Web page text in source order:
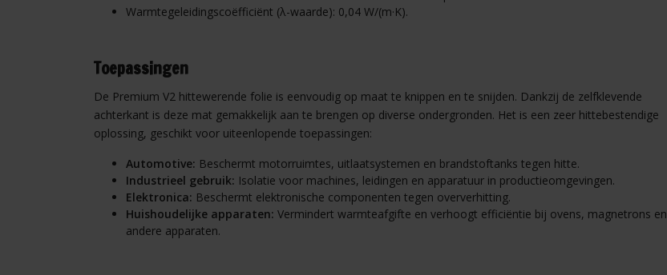
Warmtegeleidingscoëfficiënt (λ-waarde): 0,04 W/(m·K).
Toepassingen
De Premium V2 hittewerende folie is eenvoudig op maat te knippen en te snijden. Dankzij de zelfklevende
achterkant is deze mat gemakkelijk aan te brengen op diverse ondergronden. Het is een zeer hittebestendige
oplossing, geschikt voor uiteenlopende toepassingen:
Automotive: Beschermt motorruimtes, uitlaatsystemen en brandstoftanks tegen hitte.
Industrieel gebruik: Isolatie voor machines, leidingen en apparatuur in productieomgevingen.
Elektronica: Beschermt elektronische componenten tegen oververhitting.
Huishoudelijke apparaten: Vermindert warmteafgifte en verhoogt efficiëntie bij ovens, magnetrons en
andere apparaten.